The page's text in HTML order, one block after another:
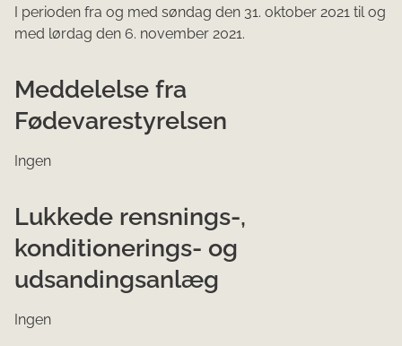
I perioden fra og med søndag den 31. oktober 2021 til og
med lørdag den 6. november 2021.​
Meddelelse fra
Fødevarestyrelsen
Ingen
Lukkede rensnings-,
konditionerings- og
udsandingsanlæg
Ingen